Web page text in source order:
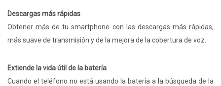
Descargas más rápidas
Obtener más de tu smartphone con las descargas más rápidas,
más suave de transmisión y de la mejora de la cobertura de voz.
Extiende la vida útil de la batería
Cuando el teléfono no está usando la batería a la búsqueda de la